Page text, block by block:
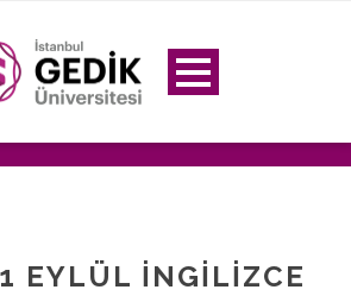
EYLÜL İNGILIZCE